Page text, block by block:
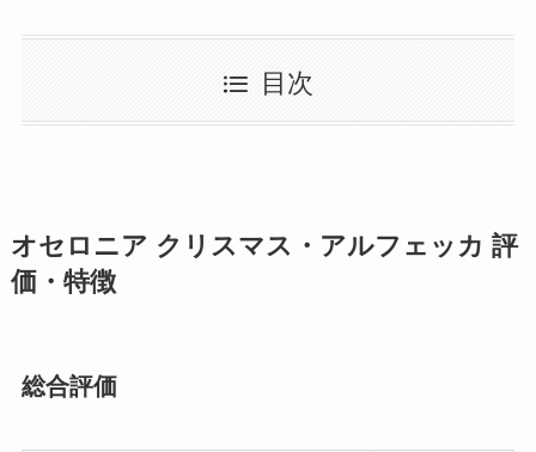
目次
オセロニア クリスマス・アルフェッカ 評
価・特徴
総合評価